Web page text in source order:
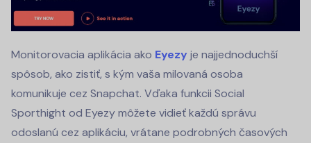
Monitorovacia aplikácia ako Eyezy je najjednoduchší
spôsob, ako zistiť, s kým vaša milovaná osoba
komunikuje cez Snapchat. Vďaka funkcii Social
Sporthight od Eyezy môžete vidieť každú správu
odoslanú cez aplikáciu, vrátane podrobných časových